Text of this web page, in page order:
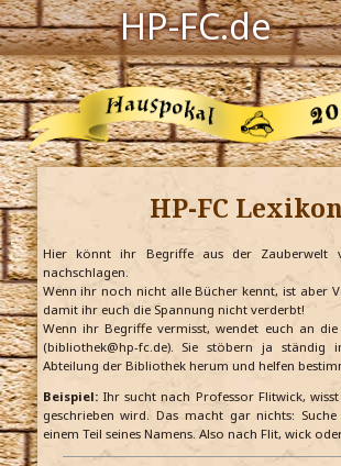
HP-FC.de
Navigation
Harry Potter
Der HP-FC
Hogwarts
Zauberwelt
Willkommen
Jetzt Fanclub-Mitglied
HP-FC
Hier könnt ihr Begriffe aus der Zauberwelt
nachschlagen.
Wenn ihr noch nicht alle Bücher kennt, ist aber
damit ihr euch die Spannung nicht verderbt!
Wenn ihr Begriffe vermisst, wendet euch an
(bibliothek@hp-fc.de). Sie stöbern ja ständig
Abteilung der Bibliothek herum und helfen
Beispiel:Ihr sucht nach Professor Flitwick,
geschrieben wird. Das macht gar nichts:
einem Teil seines Namens. Also nach Flit, wick